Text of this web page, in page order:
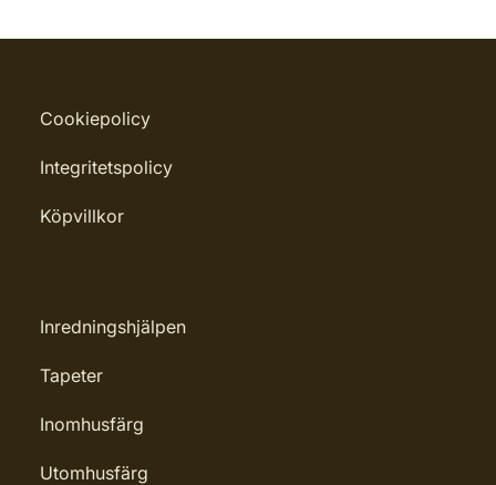
Cookiepolicy
Integritetspolicy
Köpvillkor
Inredningshjälpen
Tapeter
Inomhusfärg
Utomhusfärg